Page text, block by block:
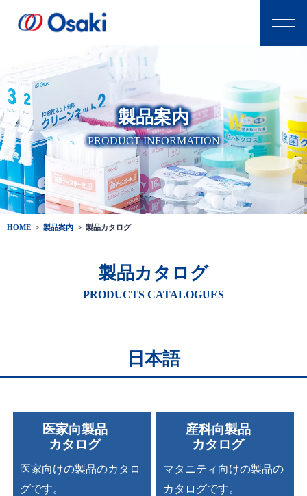
製品案内
PRODUCT INFORMATION
HOME > 製品案内 > 製品カタログ
製品カタログ
PRODUCTS CATALOGUES
日本語
医家向製品
カタログ
医家向けの製品のカタロ
グです。
産科向製品
カタログ
マタニティ向けの製品の
カタログです。